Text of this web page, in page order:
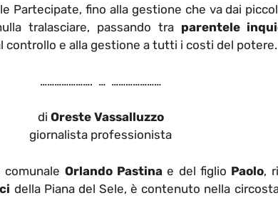
Partecipate, fino alla gestione che va dai
tralasciare, passando tra parentele
controllo e alla gestione a tutti i costi del potere.
…………………. … …………………
di Oreste Vassalluzzo
giornalista professionista
Orlando Pastina e del figlio Paolo,
della Piana del Sele, è contenuto nella